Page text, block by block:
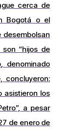
cerca de
Bogotá o el
desembolsan
“hijos de
denominado
concluyeron:
asistieron los
a pesar
de enero de